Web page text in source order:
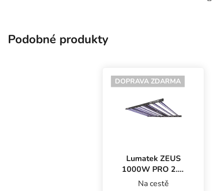
Podobné produkty
DOPRAVA ZDARMA
Lumatek ZEUS
1000W PRO 2.9,
LED svietidlo
Na cestě